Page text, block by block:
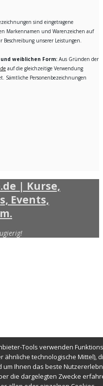
sind eingetragene
Markennamen und Warenzeichen auf
unserer Leistungen.
weiblichen Form: Aus Gründen der
auf die gleichzeitige Verwendung
Sämtliche Personenbezeichnungen
Tools verwenden
ähnliche technologische Mittel),
Ihnen das beste
die dargelegten Zwecke